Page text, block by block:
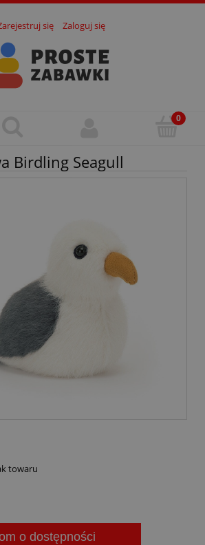
się Zaloguj się
Birdling Seagull
towaru
o dostępności